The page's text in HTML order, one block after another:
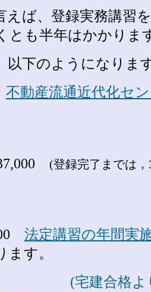
ば、登録実務講習
とも半年はかかりま
下のようになりま
不動産流通近代化セ
(登録完了までは
法定講習の年間実
す。
(宅建合格